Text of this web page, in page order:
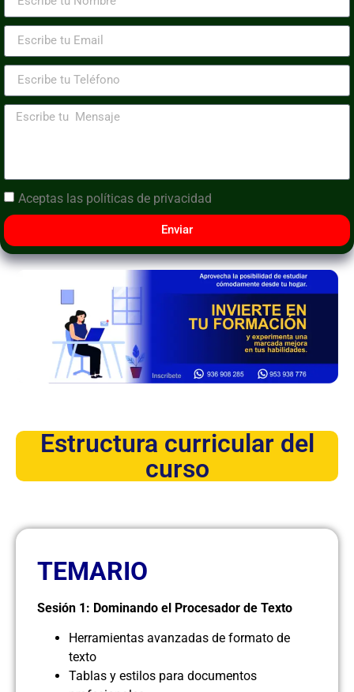
Aceptas las políticas de privacidad
Enviar
Estructura curricular del
curso
TEMARIO
Sesión 1: Dominando el Procesador de Texto
Herramientas avanzadas de formato de
texto
Tablas y estilos para documentos